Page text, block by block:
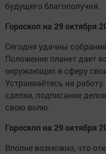
будущего благополучия.
Гороскоп на 29 октября
Сегодня удачны
Положение планет дает
окружающих в сферу
Устраивайтесь на
сделки, подписание
свою волю.
Гороскоп на 29 октября
Вполне возможно, что